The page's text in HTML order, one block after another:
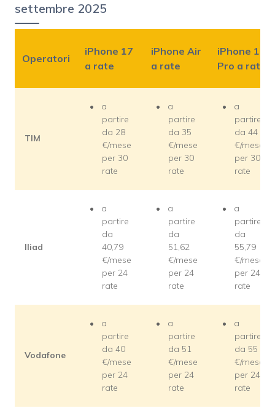
settembre 2025
Operatori
iPhone 17
a rate
iPhone Air
a rate
iPhone 17
Pro a rate
TIM
a
partire
da 28
€/mese
per 30
rate
a
partire
da 35
€/mese
per 30
rate
a
partire
da 44
€/mese
per 30
rate
Iliad
a
partire
da
40,79
€/mese
per 24
rate
a
partire
da
51,62
€/mese
per 24
rate
a
partire
da
55,79
€/mese
per 24
rate
Vodafone
a
partire
da 40
€/mese
per 24
rate
a
partire
da 51
€/mese
per 24
rate
a
partire
da 55
€/mese
per 24
rate